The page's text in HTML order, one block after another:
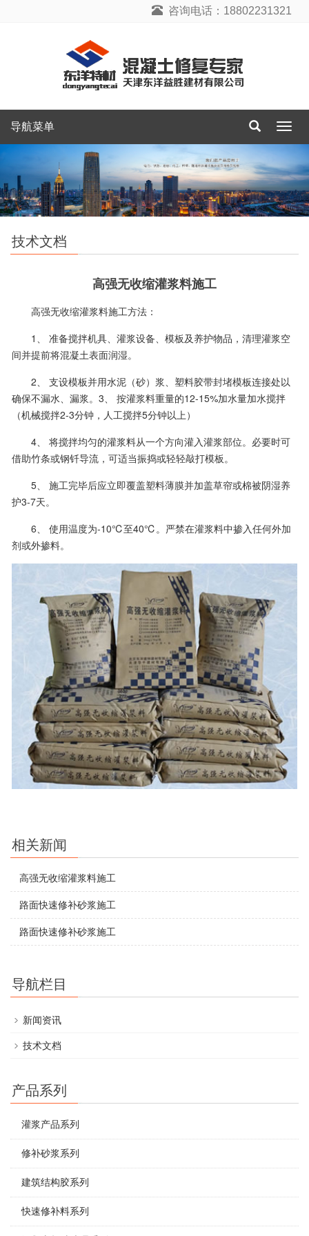
咨询电话：18802231321
导
单
导航菜单
技术文档
高强无收缩灌浆料施工
高强无收缩灌浆料施工方法：
1、 准备搅拌机具、灌浆设备、模板及养护物品，清理灌浆空
间并提前将混凝土表面润湿。
2、 支设模板并用水泥（砂）浆、塑料胶带封堵模板连接处以
确保不漏水、漏浆。3、 按灌浆料重量的12-15%加水量加水搅拌
（机械搅拌2-3分钟，人工搅拌5分钟以上）
4、 将搅拌均匀的灌浆料从一个方向灌入灌浆部位。必要时可
借助竹条或钢钎导流，可适当振捣或轻轻敲打模板。
5、 施工完毕后应立即覆盖塑料薄膜并加盖草帘或棉被阴湿养
护3-7天。
6、 使用温度为-10℃至40℃。严禁在灌浆料中掺入任何外加
剂或外掺料。
相关新闻
高强无收缩灌浆料施工
路面快速修补砂浆施工
路面快速修补砂浆施工
导航栏目
新闻资讯
技术文档
产品系列
灌浆产品系列
修补砂浆系列
建筑结构胶系列
快速修补料系列